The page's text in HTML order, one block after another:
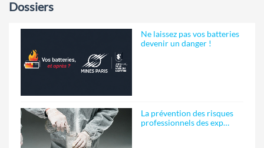
Dossiers
Ne laissez pas vos batteries
devenir un danger !
La prévention des risques
professionnels des exp…